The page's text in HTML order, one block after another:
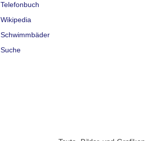
Telefonbuch
Wikipedia
Schwimmbäder
Suche